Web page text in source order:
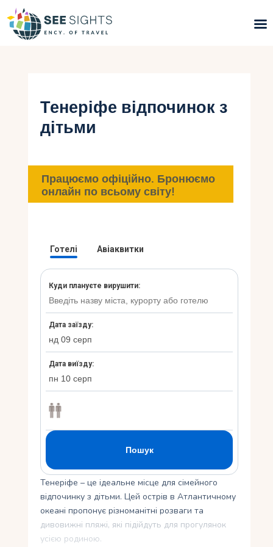
Гарячі тури
Типи Турів
Інфо
Контакти
Тенеріфе відпочинок з
дітьми
Працюємо офіційно. Бронюємо
онлайн по всьому світу!
Тенеріфе – це ідеальне місце для сімейного
відпочинку з дітьми. Цей острів в Атлантичному
океані пропонує різноманітні розваги та
дивовижні пляжі, які підійдуть для прогулянок
усією родиною.